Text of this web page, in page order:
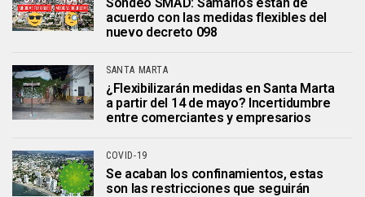
acuerdo con las medidas flexibles del
nuevo decreto 098
SANTA MARTA
¿Flexibilizarán medidas en Santa Marta
a partir del 14 de mayo? Incertidumbre
entre comerciantes y empresarios
COVID-19
Se acaban los confinamientos, estas
son las restricciones que seguirán